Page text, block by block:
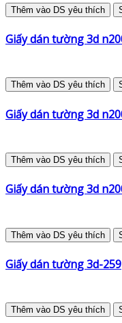
Thêm vào DS yêu thích
Giấy dán tường 3d
Thêm vào DS yêu thích
Giấy dán tường 3d
Thêm vào DS yêu thích
Giấy dán tường 3d
Thêm vào DS yêu thích
Giấy dán tường 3d-259
Thêm vào DS yêu thích